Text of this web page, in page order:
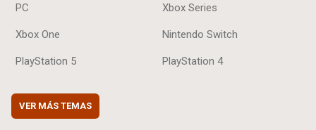
PC Xbox Series
Xbox One Nintendo Switch
PlayStation 5 PlayStation 4
VER MÁS TEMAS